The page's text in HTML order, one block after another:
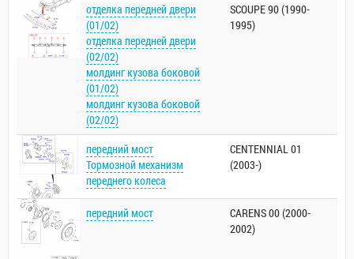
отделка передней двери
(01/02)
отделка передней двери
(02/02)
молдинг кузова боковой
(01/02)
молдинг кузова боковой
(02/02)
SCOUPE 90 (1990-
1995)
передний мост
Тормозной механизм
переднего колеса
CENTENNIAL 01
(2003-)
передний мост
CARENS 00 (2000-
2002)